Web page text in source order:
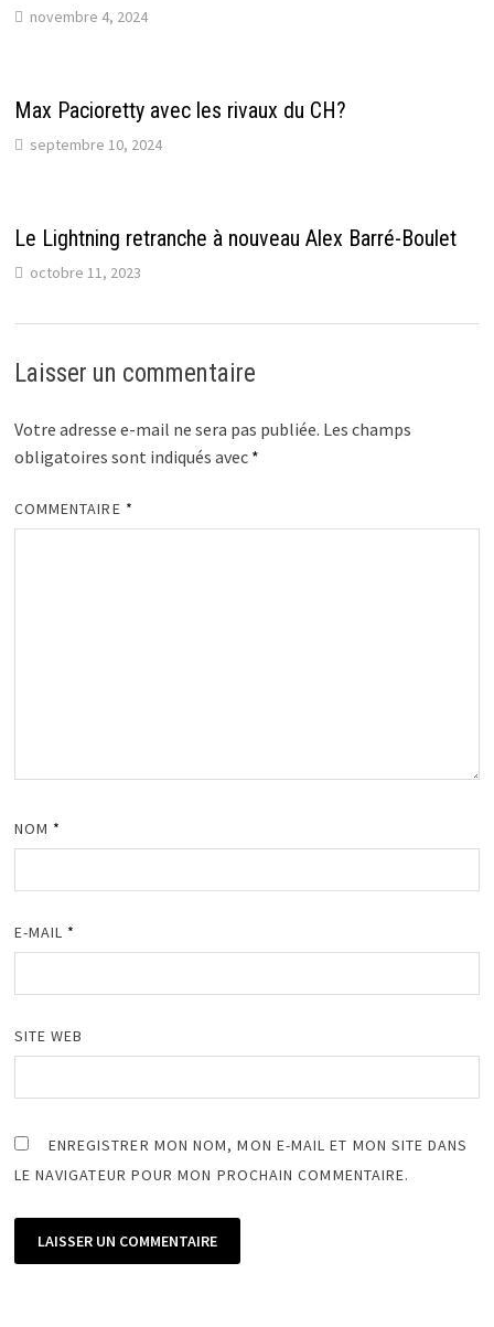
novembre 4, 2024
Max Pacioretty avec les rivaux du CH?
septembre 10, 2024
Le Lightning retranche à nouveau Alex Barré-Boulet
octobre 11, 2023
Laisser un commentaire
Votre adresse e-mail ne sera pas publiée. Les champs
obligatoires sont indiqués avec *
COMMENTAIRE *
NOM *
E-MAIL *
SITE WEB
ENREGISTRER MON NOM, MON E-MAIL ET MON SITE DANS
LE NAVIGATEUR POUR MON PROCHAIN COMMENTAIRE.